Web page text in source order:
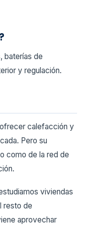
baterías de
y regulación.
calefacción y
Pero su
como de la red de
viviendas
resto de
aprovechar